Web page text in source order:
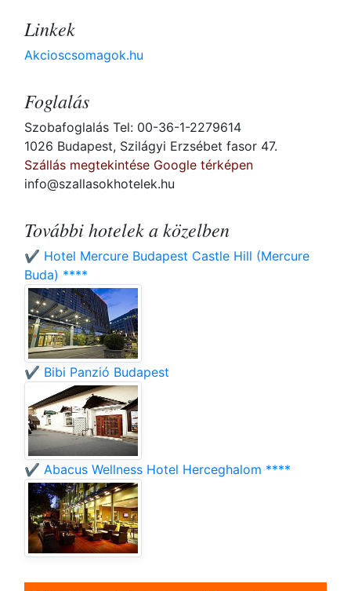
Linkek
Akcioscsomagok.hu
Foglalás
Szobafoglalás Tel: 00-36-1-2279614
1026 Budapest, Szilágyi Erzsébet fasor 47.
Szállás megtekintése Google térképen
info@szallasokhotelek.hu
További hotelek a közelben
✔️ Hotel Mercure Budapest Castle Hill (Mercure
Buda) ****
✔️ Bibi Panzió Budapest
✔️ Abacus Wellness Hotel Herceghalom ****